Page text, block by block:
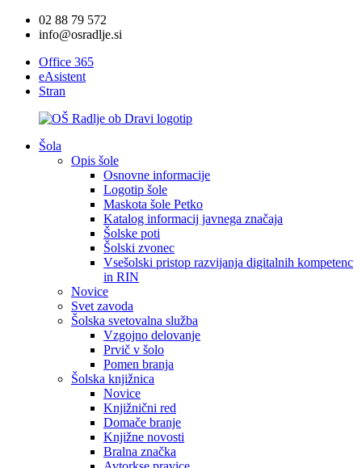
02 88 79 572
info@osradlje.si
Office 365
eAsistent
Stran
Šola
Opis šole
Osnovne informacije
Logotip šole
Maskota šole Petko
Katalog informacij javnega značaja
Šolske poti
Šolski zvonec
Vsešolski pristop razvijanja digitalnih kompetenc
in RIN
Novice
Svet zavoda
Šolska svetovalna služba
Vzgojno delovanje
Prvič v šolo
Pomen branja
Šolska knjižnica
Novice
Knjižnični red
Domače branje
Knjižne novosti
Bralna značka